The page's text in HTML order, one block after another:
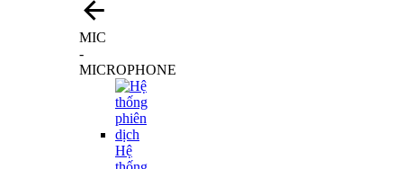
MIC
-
MICROPHONE
Hệ